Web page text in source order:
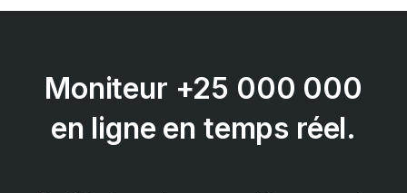
Moniteur +25 000 000
en ligne en temps réel.